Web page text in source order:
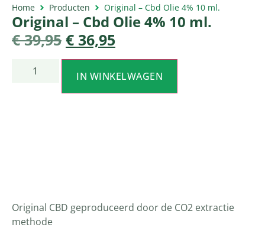
Home Producten Original – Cbd Olie 4% 10 ml.
Original – Cbd Olie 4% 10 ml.
€39,95 € 36,95
IN WINKELWAGEN
Original CBD geproduceerd door de CO2 extractie
methode